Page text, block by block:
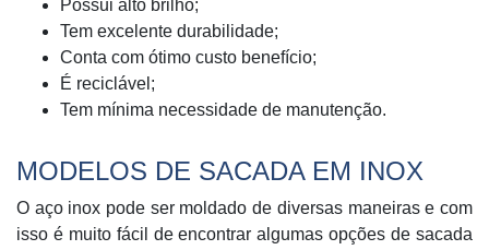
Possui alto brilho;
Tem excelente durabilidade;
Conta com ótimo custo benefício;
É reciclável;
Tem mínima necessidade de manutenção.
MODELOS DE SACADA EM INOX
O aço inox pode ser moldado de diversas maneiras e com
isso é muito fácil de encontrar algumas opções de sacada